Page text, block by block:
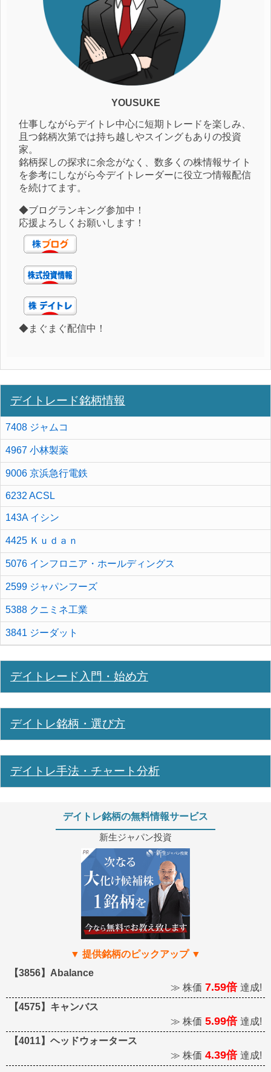
YOUSUKE
仕事しながらデイトレ中心に短期トレードを楽しみ、
且つ銘柄次第では持ち越しやスイングもありの投資
家。
銘柄探しの探求に余念がなく、数多くの株情報サイト
を参考にしながら今デイトレーダーに役立つ情報配信
を続けてます。
◆ブログランキング参加中！
応援よろしくお願いします！
◆まぐまぐ配信中！
デイトレード銘柄情報
7408 ジャムコ
4967 小林製薬
9006 京浜急行電鉄
6232 ACSL
143A イシン
4425 Ｋｕｄａｎ
5076 インフロニア・ホールディングス
2599 ジャパンフーズ
5388 クニミネ工業
3841 ジーダット
デイトレード入門・始め方
デイトレ銘柄・選び方
デイトレ手法・チャート分析
デイトレ銘柄の無料情報サービス
新生ジャパン投資
【3856】Abalance
≫ 株価 7.59倍 達成!
【4575】キャンバス
≫ 株価 5.99倍 達成!
【4011】ヘッドウォータース
≫ 株価 4.39倍 達成!